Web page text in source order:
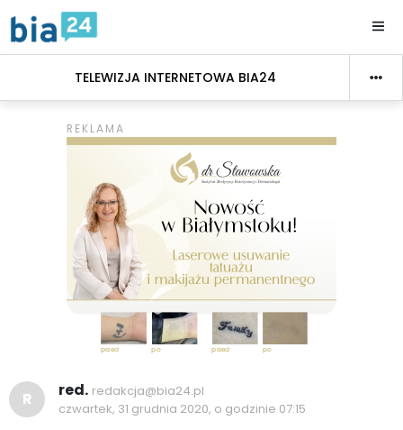
TELEWIZJA INTERNETOWA BIA24
R red. redakcja@bia24.pl
czwartek, 31 grudnia 2020, o godzinie 07:15